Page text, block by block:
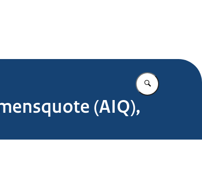
Vul in wat u
(AIQ),